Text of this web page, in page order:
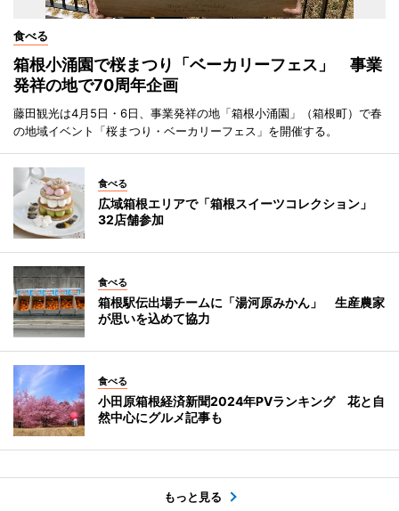
食べる
箱根小涌園で桜まつり「ベーカリーフェス」 事業
発祥の地で70周年企画
藤田観光は4月5日・6日、事業発祥の地「箱根小涌園」（箱根町）で春
の地域イベント「桜まつり・ベーカリーフェス」を開催する。
食べる
広域箱根エリアで「箱根スイーツコレクション」
32店舗参加
食べる
箱根駅伝出場チームに「湯河原みかん」 生産農家
が思いを込めて協力
食べる
小田原箱根経済新聞2024年PVランキング 花と自
然中心にグルメ記事も
もっと見る